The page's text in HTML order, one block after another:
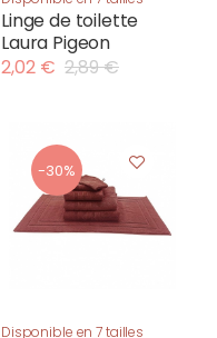
Linge de toilette
Laura Pigeon
2,02 € 2,89 €
-30%
Disponible en 7 tailles